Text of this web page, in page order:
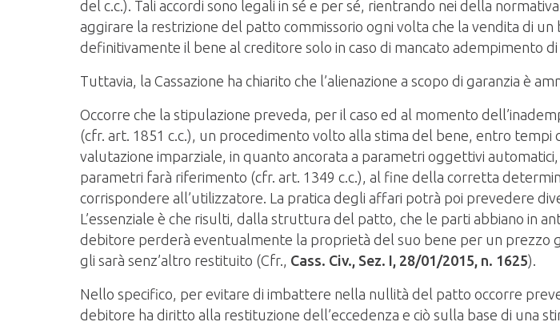
del c.c.). Tali accordi sono legali in sé e per sé, rientrando nei della
aggirare la restrizione del patto commissorio ogni volta che la vendita di
definitivamente il bene al creditore solo in caso di mancato adempimento di
Tuttavia, la Cassazione ha chiarito che l’alienazione a scopo di garanzia è
Occorre che la stipulazione preveda, per il caso ed al momento
(cfr. art. 1851 c.c.), un procedimento volto alla stima del bene, entro tempi
valutazione imparziale, in quanto ancorata a parametri oggettivi
parametri farà riferimento (cfr. art. 1349 c.c.), al fine della corretta
corrispondere all’utilizzatore. La pratica degli affari potrà poi prevedere
L’essenziale è che risulti, dalla struttura del patto, che le parti abbiano in
debitore perderà eventualmente la proprietà del suo bene per un
gli sarà senz’altro restituito (Cfr., Cass. Civ., Sez. I, 28/01/2015, n. 1625).
Nello specifico, per evitare di imbattere nella nullità del patto occorre
debitore ha diritto alla restituzione dell’eccedenza e ciò sulla base di una